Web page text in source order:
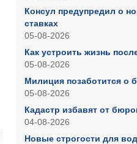
Консул предупредил о
ставках
05-08-2026
Как устроить жизнь
05-08-2026
Милиция позаботится о
05-08-2026
Кадастр избавят от
04-08-2026
Новые строгости для